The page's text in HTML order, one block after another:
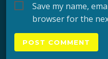
Save my name,
browser for the